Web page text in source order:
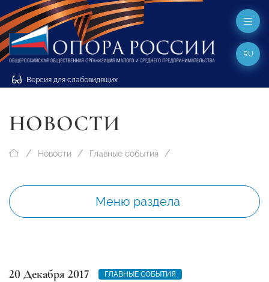
Версия для слабовидящих
RU
НОВОСТИ
Новости Главные события
Меню раздела
20 Декабря 2017 ГЛАВНЫЕ СОБЫТИЯ